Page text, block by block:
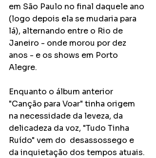
em São Paulo no final daquele ano
(logo depois ela se mudaria para
lá), alternando entre o Rio de
Janeiro - onde morou por dez
anos - e os shows em Porto
Alegre.
Enquanto o álbum anterior
"Canção para Voar" tinha origem
na necessidade da leveza, da
delicadeza da voz, "Tudo Tinha
Ruído" vem do  desassossego e
da inquietação dos tempos atuais.